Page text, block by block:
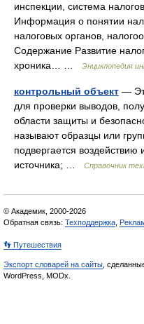
инспекции, система
Информация о понятии
налоговых органов,
Содержание Развитие
хроника… …
Энциклопедия
контрольный объект —
для проверки выводов,
области защиты и
называют образцы или
подвергается воздействию
источника; …
Справочник
© Академик, 2000-2026
Обратная связь: Техподдержка
👣 Путешествия
Экспорт словарей на сайты ,
WordPress, MODx.